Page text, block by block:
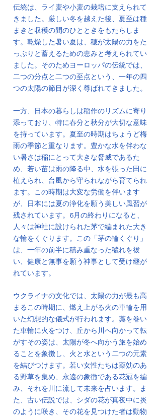
伝統は、ライ麦や小麦の栽培に支えられて
きました。厳しい冬を越えた後、夏至は種
まきと収穫の間のひとときをもたらしま
す。乾燥した暑い夏は、穂が太陽の力をた
っぷりと蓄えるための恵みと考えられてい
ました。そのためヨーロッパの伝統では、
二つの分点と二つの至点という、一年の四
つの太陽の節目が深く尊ばれてきました。
一方、日本の暮らしは稲作のリズムに寄り
添っており、特に春分と秋分が大切な意味
を持っています。夏至の時期はちょうど梅
雨の季節と重なります。豊かな水を伴わな
い暑さは稲にとって大きな脅威であるた
め、若い苗は雨の降る中、水を張った田に
植えられ、台風から守られながら育てられ
ます。この時期は大変な労働を伴います
が、日本には夏の浄化を願う美しい風習が
残されています。6月の終わりになると、
人々は神社に設けられた茅で編まれた大き
な輪をくぐります。この「茅の輪くぐり」
は、一年の前半に積み重なった穢れを祓
い、健康と無事を願う神事として受け継が
れています。
ウクライナの文化では、太陽の力が最も高
まるこの時期に、燃え上がる火の車輪を用
いた幻想的な儀式が行われます。藁を巻い
た車輪に火をつけ、丘から川へ向かって転
がすその姿は、太陽が冬へ向かう旅を始め
ることを象徴し、火と水という二つの元素
を結びつけます。若い女性たちは薬効のあ
る野草を集め、永遠の象徴である花冠を編
み、それを川に流して未来を占います。ま
た、古い伝説では、シダの花が真夜中に炎
のように咲き、その花を見つけた者は動物